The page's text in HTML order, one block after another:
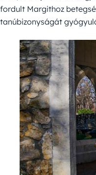
fordult Margithoz
tanúbizonyságát